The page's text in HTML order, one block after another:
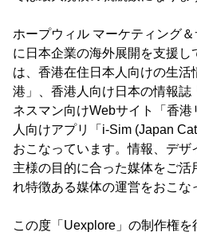
ホープウィル マーケティング
に日本企業の海外展開を支援
は、香港在住日本人向けの生活
港」、香港人向け日本の情報誌
ネスマン向けWebサイト「香
人向けアプリ「i-Sim (Japan
おこなっています。情報、デ
主様の目的に合った媒体をご
れ特徴ある媒体の運営をおこな
この度「Uexplore」の制作権